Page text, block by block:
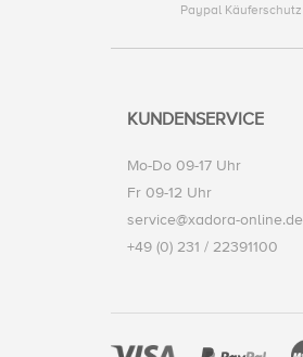
Paypal Käuferschutz
KUNDENSERVICE
Mo-Do 09-17 Uhr
Fr 09-12 Uhr
service@xadora-online.de
+49 (0) 231 / 22391100